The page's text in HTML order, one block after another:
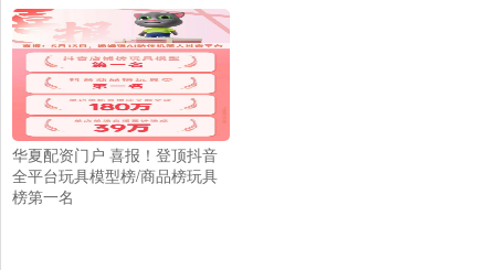
华夏配资门户 喜报！登顶抖音
全平台玩具模型榜/商品榜玩具
榜第一名